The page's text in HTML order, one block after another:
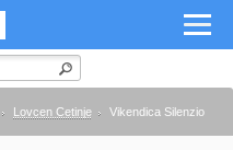
Lovcen Cetinje Vikendica Silenzio